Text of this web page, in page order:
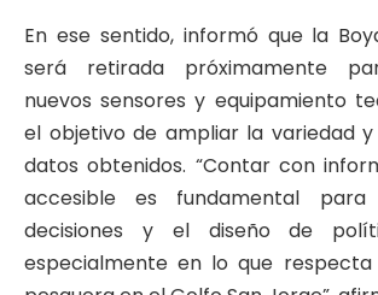
En ese sentido, informó que la
será retirada próximamente
nuevos sensores y equipamiento
el objetivo de ampliar la variedad
datos obtenidos. “Contar con
accesible es fundamental
decisiones y el diseño de
especialmente en lo que